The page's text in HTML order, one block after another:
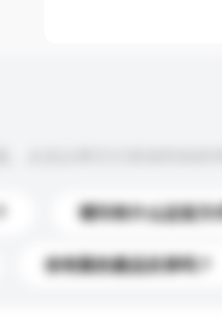
请问有什么运送方
你有新的產品目录吗？